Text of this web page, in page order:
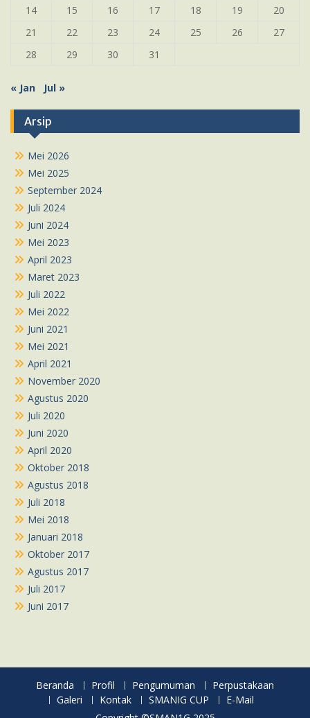
14
15 16 17 18 19
20
21
22 23 24 25 26
27
28
29 30 31
« Jan Jul »
Arsip
Mei 2026
Mei 2025
September 2024
Juli 2024
Juni 2024
Mei 2023
April 2023
Maret 2023
Juli 2022
Mei 2022
Juni 2021
Mei 2021
April 2021
November 2020
Agustus 2020
Juli 2020
Juni 2020
April 2020
Oktober 2018
Agustus 2018
Juli 2018
Mei 2018
Januari 2018
Oktober 2017
Agustus 2017
Juli 2017
Juni 2017
Beranda Profil Pengumuman
Perpustakaan
Galeri
Kontak SMANIG CUP
E-Mail